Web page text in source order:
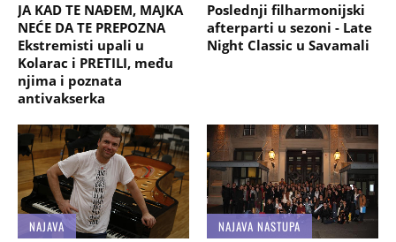
JA KAD TE NAĐEM, MAJKA
NEĆE DA TE PREPOZNA
Ekstremisti upali u
Kolarac i PRETILI, među
njima i poznata
antivakserka
Poslednji filharmonijski
afterparti u sezoni - Late
Night Classic u Savamali
NAJAVA
NAJAVA NASTUPA